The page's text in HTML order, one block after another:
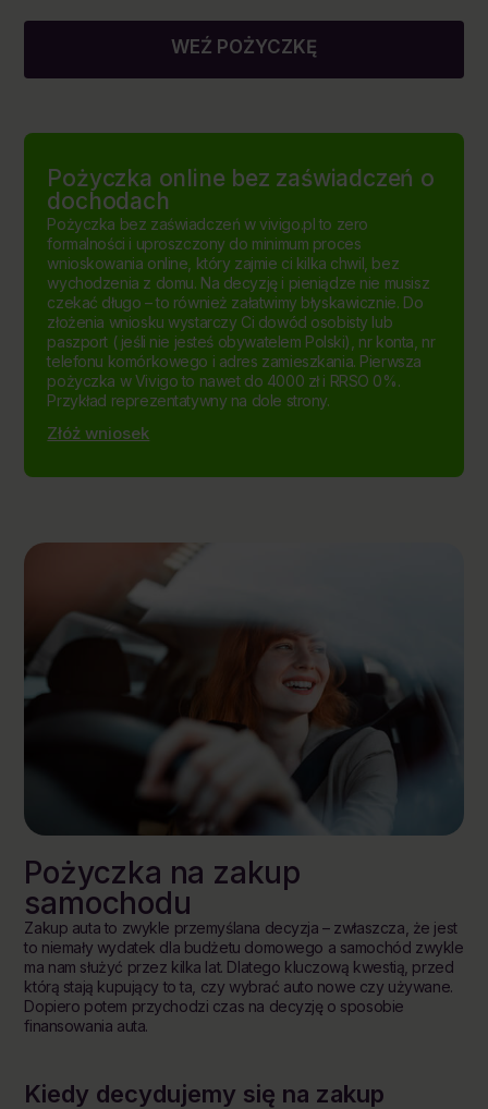
WEŹ POŻYCZKĘ
Pożyczka online bez zaświadczeń o
dochodach
Pożyczka bez zaświadczeń w vivigo.pl to zero
formalności i uproszczony do minimum proces
wnioskowania online, który zajmie ci kilka chwil, bez
wychodzenia z domu. Na decyzję i pieniądze nie musisz
czekać długo – to również załatwimy błyskawicznie. Do
złożenia wniosku wystarczy Ci dowód osobisty lub
paszport ( jeśli nie jesteś obywatelem Polski), nr konta, nr
telefonu komórkowego i adres zamieszkania. Pierwsza
pożyczka w Vivigo to nawet do 4000 zł i RRSO 0%.
Przykład reprezentatywny na dole strony.
Złóż wniosek
Pożyczka na zakup
samochodu
Zakup auta to zwykle przemyślana decyzja – zwłaszcza, że jest
to niemały wydatek dla budżetu domowego a samochód zwykle
ma nam służyć przez kilka lat. Dlatego kluczową kwestią, przed
którą stają kupujący to ta, czy wybrać auto nowe czy używane.
Dopiero potem przychodzi czas na decyzję o sposobie
finansowania auta.
Kiedy decydujemy się na zakup